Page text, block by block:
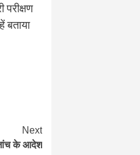
बताया
Next
जांच के आदेश